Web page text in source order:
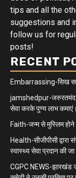
tips and all the
suggestions and
follow us for
posts!
RECENT
Embarrassing-सिख
jamshedpur-जरुरतमंद
सेवा करके पुण्य लाभ कमाएं।
Faith-जन्म से मुस्लिम होने
Health-सीजीपीसी
स्वास्थ्य सेवा प्रदान की जा
CGPC NEWS-झारखंड